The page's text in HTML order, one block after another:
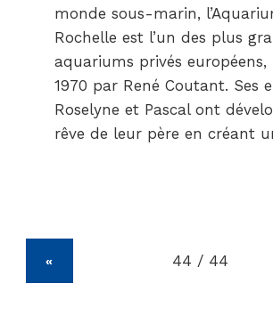
monde sous-marin,
Rochelle est l’un des plus
aquariums privés européens,
1970 par René Coutant. Ses
Roselyne et Pascal ont
rêve de leur père en créant
«